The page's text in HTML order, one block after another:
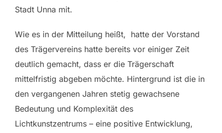
Stadt Unna mit.
Wie es in der Mitteilung heißt, hatte der Vorstand
des Trägervereins hatte bereits vor einiger Zeit
deutlich gemacht, dass er die Trägerschaft
mittelfristig abgeben möchte. Hintergrund ist die in
den vergangenen Jahren stetig gewachsene
Bedeutung und Komplexität des
Lichtkunstzentrums – eine positive Entwicklung,